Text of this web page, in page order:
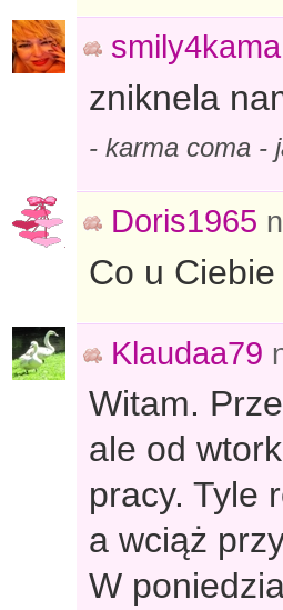
smily4kama
zniknela
- karma coma -
Doris1965
Co u Ciebie
Klaudaa79
Witam.
ale od
pracy. Tyle
a wciąż
W